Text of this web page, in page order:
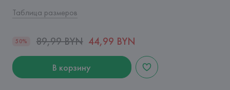
Таблица размеров
50% 89,99 BYN 44,99 BYN
В корзину